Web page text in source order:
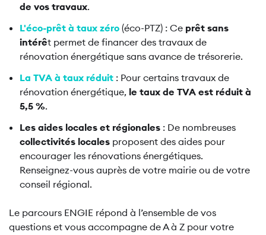
de vos travaux.
L'éco-prêt à taux zéro (éco-PTZ) : Ce prêt sans
intérêt permet de financer des travaux de
rénovation énergétique sans avance de trésorerie.
La TVA à taux réduit : Pour certains travaux de
rénovation énergétique, le taux de TVA est réduit à
5,5 %.
Les aides locales et régionales : De nombreuses
collectivités locales proposent des aides pour
encourager les rénovations énergétiques.
Renseignez-vous auprès de votre mairie ou de votre
conseil régional.
Le parcours ENGIE répond à l’ensemble de vos
questions et vous accompagne de A à Z pour votre